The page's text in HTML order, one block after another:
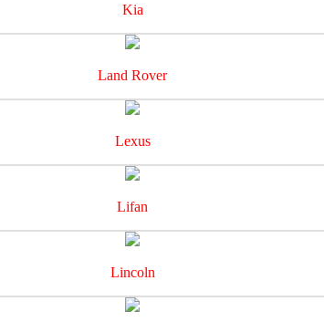
Kia
Land Rover
Lexus
Lifan
Lincoln